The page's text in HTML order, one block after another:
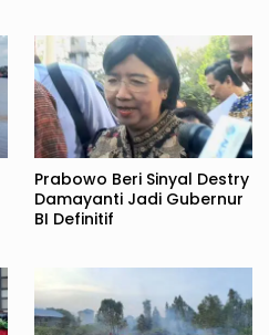
Prabowo Beri Sinyal Destry
Damayanti Jadi Gubernur
BI Definitif